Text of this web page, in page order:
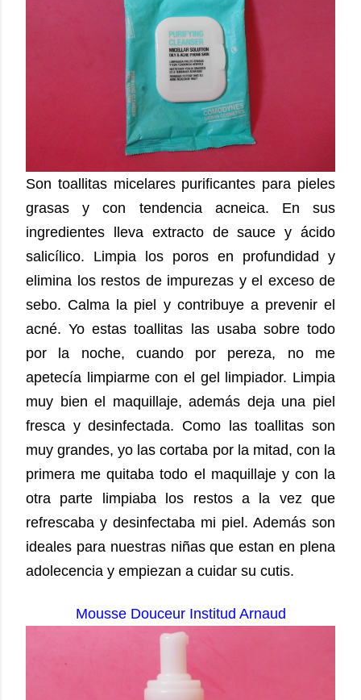
Son toallitas micelares purificantes para pieles
grasas y con tendencia acneica. En sus
ingredientes lleva extracto de sauce y ácido
salicílico. Limpia los poros en profundidad y
elimina los restos de impurezas y el exceso de
sebo. Calma la piel y contribuye a prevenir el
acné. Yo estas toallitas las usaba sobre todo
por la noche, cuando por pereza, no me
apetecía limpiarme con el gel limpiador. Limpia
muy bien el maquillaje, además deja una piel
fresca y desinfectada. Como las toallitas son
muy grandes, yo las cortaba por la mitad, con la
primera me quitaba todo el maquillaje y con la
otra parte limpiaba los restos a la vez que
refrescaba y desinfectaba mi piel. Además son
ideales para nuestras niñas que estan en plena
adolecencia y empiezan a cuidar su cutis.
Mousse Douceur Institud Arnaud